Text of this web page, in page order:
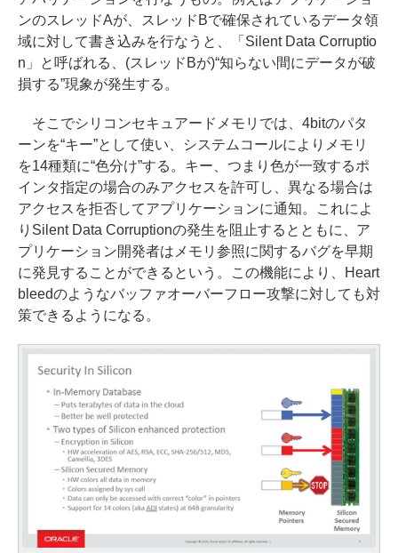
ンのスレッドAが、スレッドBで確保されているデータ領
域に対して書き込みを行なうと、「Silent Data Corruptio
n」と呼ばれる、(スレッドBが)“知らない間にデータが破
損する”現象が発生する。
そこでシリコンセキュアードメモリでは、4bitのパタ
ーンを“キー”として使い、システムコールによりメモリ
を14種類に“色分け”する。キー、つまり色が一致するポ
インタ指定の場合のみアクセスを許可し、異なる場合は
アクセスを拒否してアプリケーションに通知。これによ
りSilent Data Corruptionの発生を阻止するとともに、ア
プリケーション開発者はメモリ参照に関するバグを早期
に発見することができるという。この機能により、Heart
bleedのようなバッファオーバーフロー攻撃に対しても対
策できるようになる。